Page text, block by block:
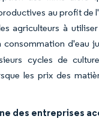
au profit
agriculteurs à
d'eau
cycles de
les prix des
des entreprises